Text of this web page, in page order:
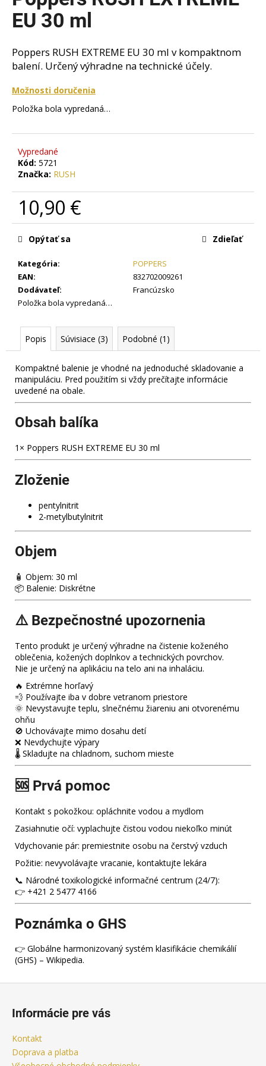
0,0
hviezdičiek.
EU 30 ml
Poppers RUSH EXTREME EU 30 ml v kompaktnom
balení. Určený výhradne na technické účely.
Možnosti doručenia
Položka bola vypredaná…
Vypredané
Kód: 5721
Značka: RUSH
10,90 €
Jednotková
Kategória:
POPPERS
EAN:
832702009261
Dodávateľ:
Francúzsko
Položka bola vypredaná…
Opýtať sa Zdieľať
Popis Súvisiace (3) Podobné (1)
Kompaktné balenie je vhodné na jednoduché skladovanie a
manipuláciu. Pred použitím si vždy prečítajte informácie
uvedené na obale.
Obsah balíka
1× Poppers RUSH EXTREME EU 30 ml
Zloženie
pentylnitrit
2-metylbutylnitrit
Objem
🧴 Objem: 30 ml
📦 Balenie: Diskrétne
⚠️ Bezpečnostné upozornenia
Tento produkt je určený výhradne na čistenie koženého
oblečenia, kožených doplnkov a technických povrchov.
Nie je určený na aplikáciu na telo ani na inhaláciu.
🔥 Extrémne horľavý
💨 Používajte iba v dobre vetranom priestore
🌞 Nevystavujte teplu, slnečnému žiareniu ani otvorenému
ohňu
🚫 Uchovávajte mimo dosahu detí
❌ Nevdychujte výpary
🌡️ Skladujte na chladnom, suchom mieste
🆘 Prvá pomoc
Kontakt s pokožkou: opláchnite vodou a mydlom
Zasiahnutie očí: vyplachujte čistou vodou niekoľko minút
Vdychovanie pár: premiestnite osobu na čerstvý vzduch
Požitie: nevyvolávajte vracanie, kontaktujte lekára
📞 Národné toxikologické informačné centrum (24/7):
👉 +421 2 5477 4166
Poznámka o GHS
👉 Globálne harmonizovaný systém klasifikácie chemikálií
(GHS) – Wikipedia.
á
j
s
ť
HĽADAŤ
O
m
e
POPPERS
IRON
FIST
ULTRA
STRONG
24
ML
9
€
10,90
€
Informácie pre vás
Kontakt
Doprava a platba